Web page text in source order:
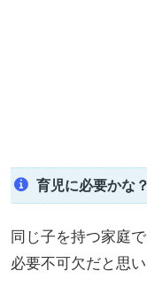
育児に必要かな
同じ子を持つ家庭
必要不可欠だと思い